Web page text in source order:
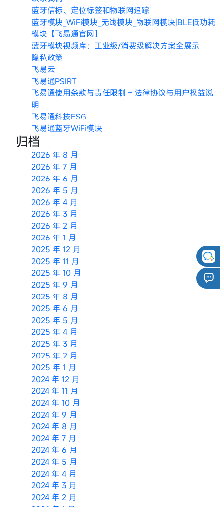
蓝牙信标、定位标签和物联网追踪
蓝牙模块_WiFi模块_无线模块_物联网模块|BLE低功耗
模块【飞易通官网】
蓝牙模块视频库：工业级/消费级解决方案全展示
隐私政策
飞易云
飞易通PSIRT
飞易通使用条款与责任限制 – 法律协议与用户权益说
明
飞易通科技ESG
飞易通蓝牙WiFi模块
归档
2026 年 8 月
2026 年 7 月
2026 年 6 月
2026 年 5 月
2026 年 4 月
2026 年 3 月
2026 年 2 月
2026 年 1 月
2025 年 12 月
2025 年 11 月
2025 年 10 月
2025 年 9 月
2025 年 8 月
2025 年 6 月
2025 年 5 月
2025 年 4 月
2025 年 3 月
2025 年 2 月
2025 年 1 月
2024 年 12 月
2024 年 11 月
2024 年 10 月
2024 年 9 月
2024 年 8 月
2024 年 7 月
2024 年 6 月
2024 年 5 月
2024 年 4 月
2024 年 3 月
2024 年 2 月